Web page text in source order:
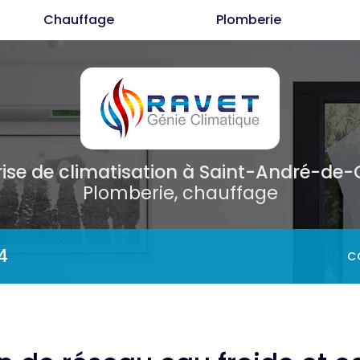
Chauffage Plomberie
de climatisation à Saint-André-de-
Plomberie, chauffage